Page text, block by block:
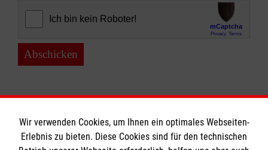
Abschicken
Wir verwenden Cookies, um Ihnen ein optimales Webseiten-
Erlebnis zu bieten. Diese Cookies sind für den technischen